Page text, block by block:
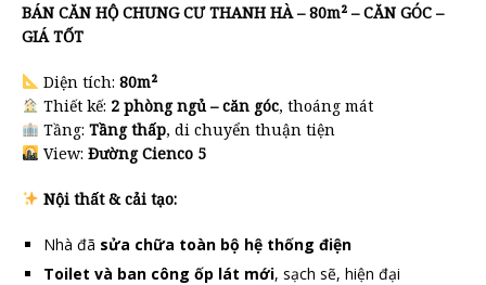
BÁN CĂN HỘ CHUNG CƯ THANH HÀ – 80m² – CĂN GÓC –
GIÁ TỐT
Diện tích: 80m²
Thiết kế: 2 phòng ngủ – căn góc, thoáng mát
Tầng: Tầng thấp, di chuyển thuận tiện
View: Đường Cienco 5
Nội thất & cải tạo:
Nhà đã sửa chữa toàn bộ hệ thống điện
Toilet và ban công ốp lát mới, sạch sẽ, hiện đại